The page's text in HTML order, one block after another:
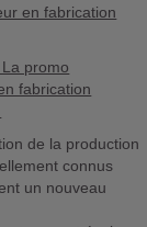
en fabrication
promo
fabrication
de la production
connus
un nouveau